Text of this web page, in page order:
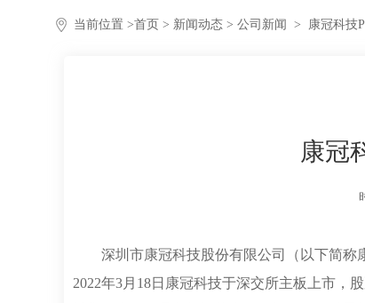
当前位置 >首页 > 新闻动态 > 公司新闻 > 康冠科技
康冠
深圳市康冠科技股份有限公司（以下简称康
2022年3月18日康冠科技于深交所主板上市，